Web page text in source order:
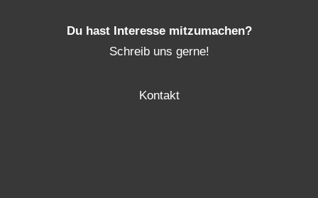
Du hast Interesse mitzumachen?
Schreib uns gerne!
Kontakt